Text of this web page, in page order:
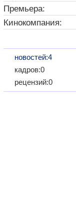
Премьера:
Кинокомпания:
новостей:4
кадров:0
рецензий:0